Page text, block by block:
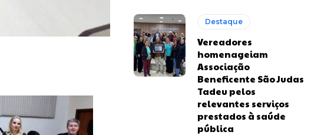
Destaque
Vereadores
homenageiam
Associação
Beneficente São Judas
Tadeu pelos
relevantes serviços
prestados à saúde
pública